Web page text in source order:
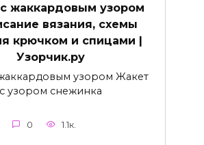
жаккардовым узором
вязания, схемы
крючком и спицами |
Узорчик.ру
узором Жакет
с узором снежинка
0 1.1к.